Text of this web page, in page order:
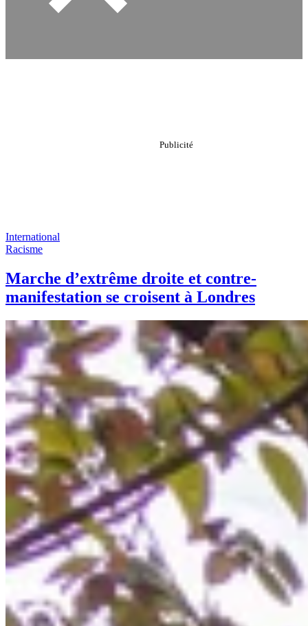
International
Racisme
Marche d’extrême droite et contre-
manifestation se croisent à Londres